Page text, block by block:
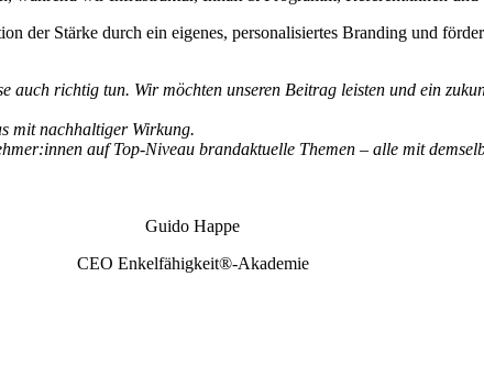
der Stärke durch ein eigenes, personalisiertes Branding und
auch richtig tun. Wir möchten unseren Beitrag leisten und ein
mit nachhaltiger Wirkung.
auf Top-Niveau brandaktuelle Themen – alle mit
Guido Happe
CEO Enkelfähigkeit®-Akademie